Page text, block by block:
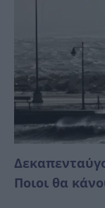
Ποιοι θα